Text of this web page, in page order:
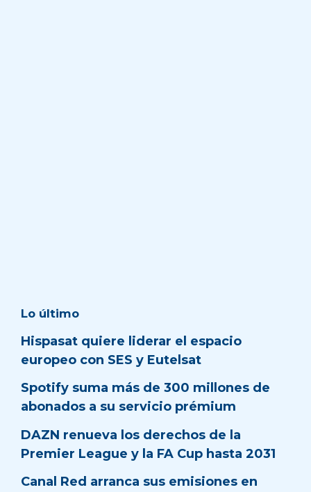
Lo último
Hispasat quiere liderar el espacio
europeo con SES y Eutelsat
Spotify suma más de 300 millones de
abonados a su servicio prémium
DAZN renueva los derechos de la
Premier League y la FA Cup hasta 2031
Canal Red arranca sus emisiones en